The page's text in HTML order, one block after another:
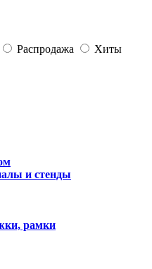
Распродажа
Хиты
и стенды
рамки